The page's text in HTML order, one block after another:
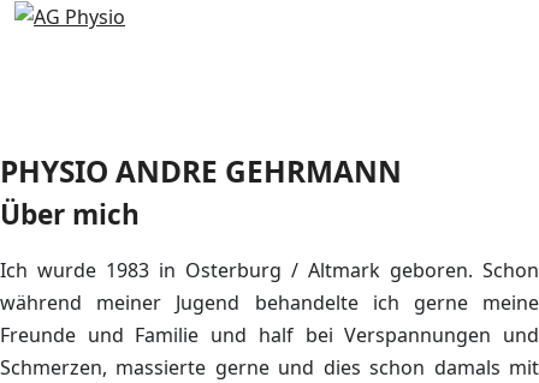
PHYSIO ANDRE GEHRMANN
Über mich
Ich wurde 1983 in Osterburg / Altmark geboren. Schon
während meiner Jugend behandelte ich gerne meine
Freunde und Familie und half bei Verspannungen und
Schmerzen, massierte gerne und dies schon damals mit